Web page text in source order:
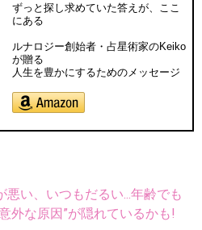
ずっと探し求めていた答えが、ここ
にある
ルナロジー創始者・占星術家のKeiko
が贈る
人生を豊かにするためのメッセージ
い、いつもだるい...年齢でも
外な原因”が隠れているかも!